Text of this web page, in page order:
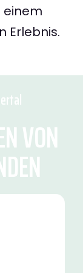
einem
Erlebnis.
VON